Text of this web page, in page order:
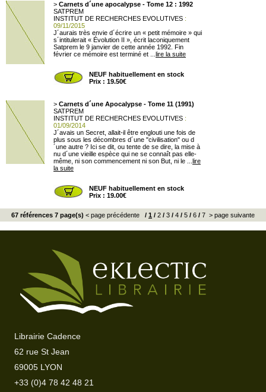
> Carnets d´une apocalypse - Tome 12 : 1992
SATPREM
INSTITUT DE RECHERCHES EVOLUTIVES :
09/11/2015
J´aurais très envie d´écrire un « petit mémoire » qui
s´intitulerait « Évolution II », écrit laconiquement
Satprem le 9 janvier de cette année 1992. Fin
février ce mémoire est terminé et ... lire la suite
NEUF habituellement en stock
Prix : 19.50€
> Carnets d´une Apocalypse - Tome 11 (1991)
SATPREM
INSTITUT DE RECHERCHES EVOLUTIVES :
01/09/2014
J´avais un Secret, allait-il être englouti une fois de
plus sous les décombres d´une "civilisation" ou d
´une autre ? Ici se dit, ou tente de se dire, la mise à
nu d´une vieille espèce qui ne se connaît pas elle-
même, ni son commencement ni son But, ni le ... lire
la suite
NEUF habituellement en stock
Prix : 19.00€
67 références 7 page(s) < page précédente / 1 / 2 / 3 / 4 / 5 / 6 / 7 > page suivante
Librairie Cadence
62 rue St Jean
69005 LYON
+33 (0)4 78 42 48 21